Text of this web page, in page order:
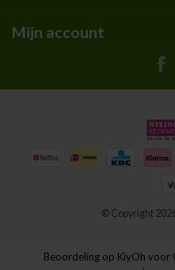
Mijn account
© Copyright
Beoordeling op KiyOh voor